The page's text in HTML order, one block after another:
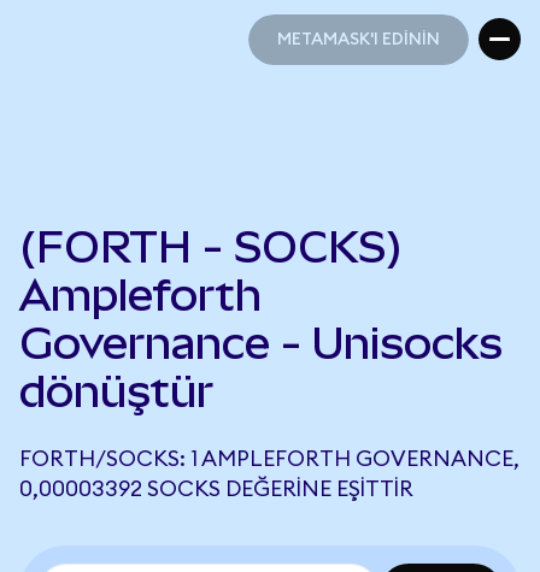
METAMASK'I EDİNİN
(FORTH - SOCKS)
Ampleforth
Governance - Unisocks
dönüştür
FORTH/SOCKS: 1 AMPLEFORTH GOVERNANCE,
0,00003392 SOCKS DEĞERINE EŞITTIR